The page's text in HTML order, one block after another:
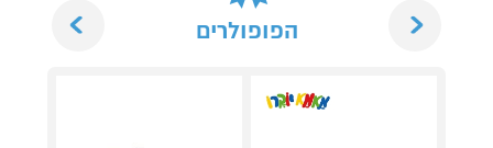
הפופולרים